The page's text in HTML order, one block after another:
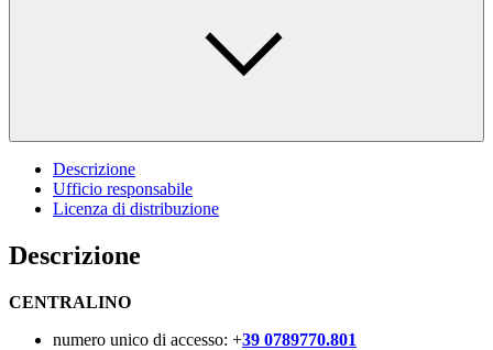
Descrizione
Ufficio responsabile
Licenza di distribuzione
Descrizione
CENTRALINO
numero unico di accesso: +39 0789770.801